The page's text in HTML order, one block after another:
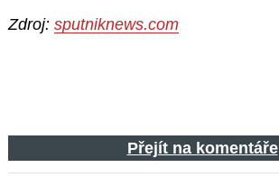
Zdroj: sputniknews.com
Přejít na komentáře